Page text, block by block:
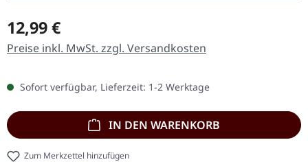
Regulärer Preis:
12,99 €
Preise inkl. MwSt. zzgl. Versandkosten
Sofort verfügbar, Lieferzeit: 1-2 Werktage
IN DEN WARENKORB
Zum Merkzettel hinzufügen